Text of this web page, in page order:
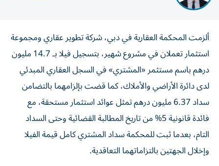
ألزمت المحكمة العقارية في دبي، شركة تطوير عقاري ومجموعة
استثمار تعملان في مشروع شهير، بتسجيل فيلا بـ 14.7 مليون
درهم باسم مستثمر «المشتري» في السجل العقاري المبدئي
لدى دائرة الأراضي والأملاك، كما قضت بإلزامهما بالتضامن
سداد 6.37 مليون درهم تمثل عوائد استثمار مستحقة، مع
فائدة قانونية 5% من تاريخ المطالبة القضائية وحتى السداد
التام، بعدما ثبت للمحكمة سداد المشتري كامل قيمة الفيلا
وإخلال الجهتين بالتزاماتهما التعاقدية.